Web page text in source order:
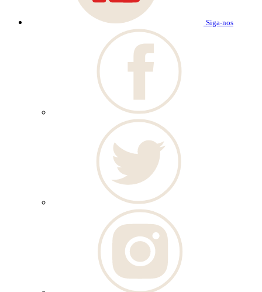
Siga-nos